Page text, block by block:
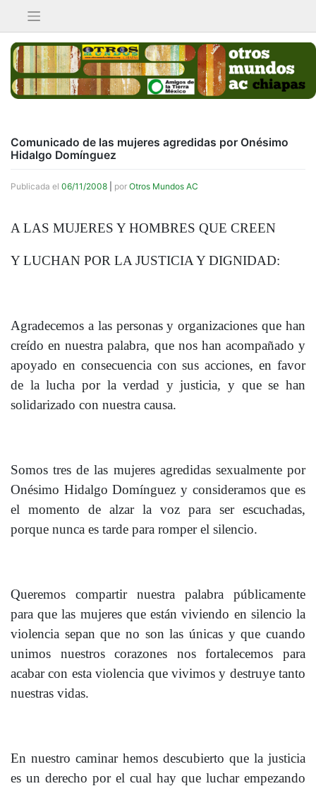
contenido
Comunicado de las mujeres agredidas por Onésimo
Hidalgo Domínguez
Publicada el 06/11/2008 por Otros Mundos AC
A LAS MUJERES Y HOMBRES QUE CREEN
Y LUCHAN POR LA JUSTICIA YDIGNIDAD:
Agradecemos a las personas y organizaciones que han
creído en nuestra palabra, que nos han acompañado y
apoyado en consecuencia con sus acciones, en favor
de la lucha por la verdad y justicia, y que se han
solidarizado con nuestra causa.
Somos tres de las mujeres agredidas sexualmente por
Onésimo Hidalgo Domínguez y consideramos que es
el momento de alzar la voz para ser escuchadas,
porque nunca es tarde para romper el silencio.
Queremos compartir nuestra palabra públicamente
para que las mujeres que están viviendo en silencio la
violencia sepan que no son las únicas y que cuando
unimos nuestros corazones nos fortalecemos para
acabar con esta violencia que vivimos y destruye tanto
nuestras vidas.
En nuestro caminar hemos descubierto que la justicia
es un derecho por el cual hay que luchar empezando